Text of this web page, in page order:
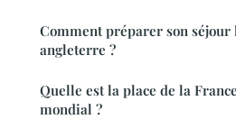
Comment préparer son
angleterre ?
Quelle est la place de la
mondial ?